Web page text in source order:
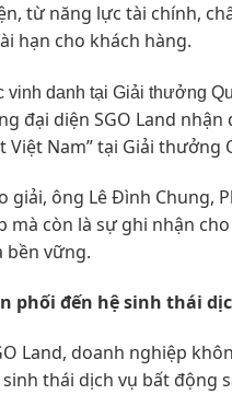
từ năng lực tài chính,
hạn cho khách hàng.
đại diện SGO Land
Nam” tại Giải thưởng
giải, ông Lê Đình Chung,
mà còn là sự ghi nhận
bền vững.
phối đến hệ sinh thái
Land, doanh nghiệp
thái dịch vụ bất động